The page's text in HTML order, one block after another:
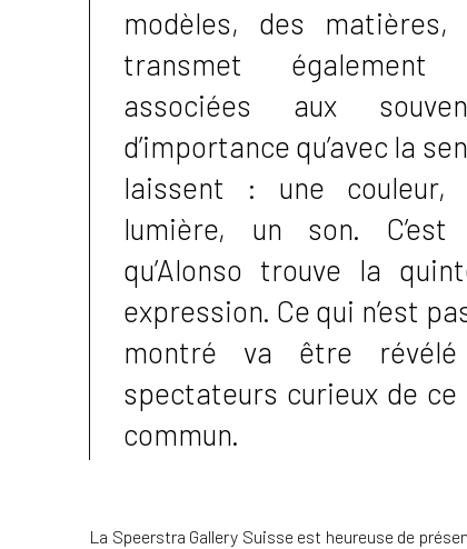
modèles, des
transmet
associées aux
d’importance qu’avec la
laissent : une couleur,
lumière, un son. C’est
qu’Alonso trouve la
expression. Ce qui n’est
montré va être
spectateurs curieux de ce
commun.
La Speerstra Gallery Suisse est heureuse de